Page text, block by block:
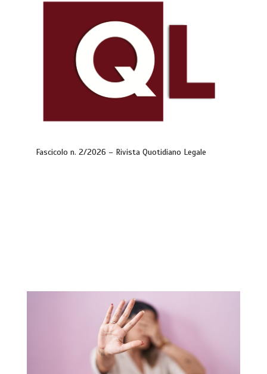
Fascicolo n. 2/2026 – Rivista Quotidiano Legale